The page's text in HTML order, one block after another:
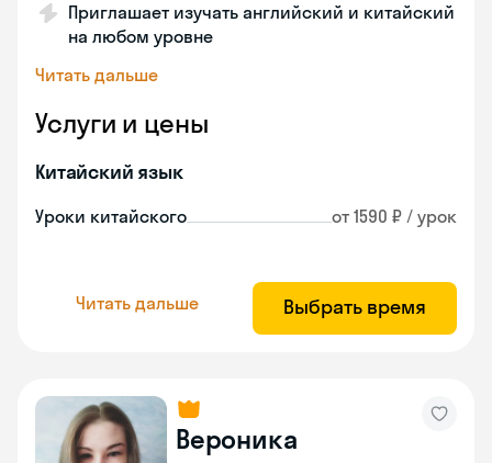
Приглашает изучать английский и китайский
на любом уровне
Читать дальше
Услуги и цены
Китайский язык
Уроки китайского от 1590 ₽ / урок
Читать дальше Выбрать время
Вероника